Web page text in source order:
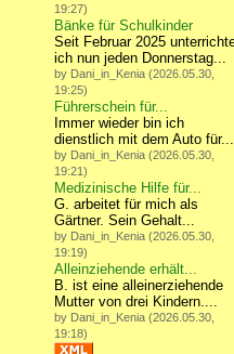
19:27)
Bänke für Schulkinder
Seit Februar 2025
ich nun jeden Donnerstag...
by Dani_in_Kenia (2026.05.30,
19:25)
Führerschein für...
Immer wieder bin ich
dienstlich mit dem Auto für...
by Dani_in_Kenia (2026.05.30,
19:21)
Medizinische Hilfe für...
G. arbeitet für mich als
Gärtner. Sein Gehalt...
by Dani_in_Kenia (2026.05.30,
19:19)
Alleinziehende erhält...
B. ist eine alleinerziehende
Mutter von drei Kindern....
by Dani_in_Kenia (2026.05.30,
19:18)